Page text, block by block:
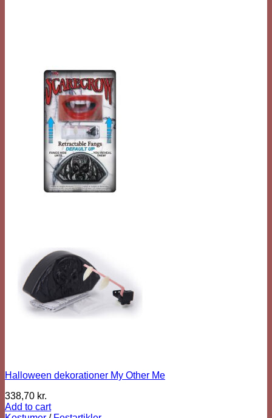
Halloween dekorationer My Other Me
338,70 kr.
Add to cart